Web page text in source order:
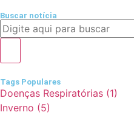
Buscar notícia
Tags Populares
Doenças Respiratórias (1)
Inverno (5)